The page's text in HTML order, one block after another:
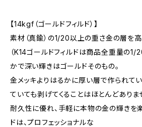
【14kgf（ゴールドフィルド）】
素材（真鍮）の1/20以上の重さ金の層を
（K14ゴールドフィルドは商品全重量の1/
かで深い輝きはゴールドそのもの。
金メッキよりはるかに厚い層で作られて
ていても剥げてくることはほとんどありま
耐久性に優れ、手軽に本物の金の輝きを
ドは、プロフェッショナルな